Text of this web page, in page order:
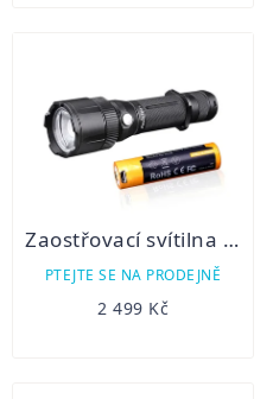
Zaostřovací svítilna Fenix FD41 + USB aku 2600 mAh
PTEJTE SE NA PRODEJNĚ
2 499 Kč